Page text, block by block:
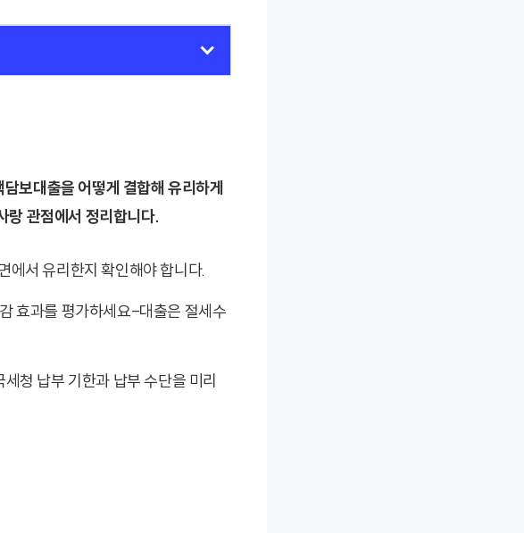
보대출을 어떻게 결합해 유리하게
랑 관점에서 정리합니다.
에서 유리한지 확인해야 합니다.
효과를 평가하세요-대출은 절세수
청 납부 기한과 납부 수단을 미리